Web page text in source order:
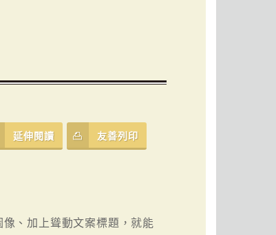
延伸閱讀 友善列印
、加上聳動文案標題，就能